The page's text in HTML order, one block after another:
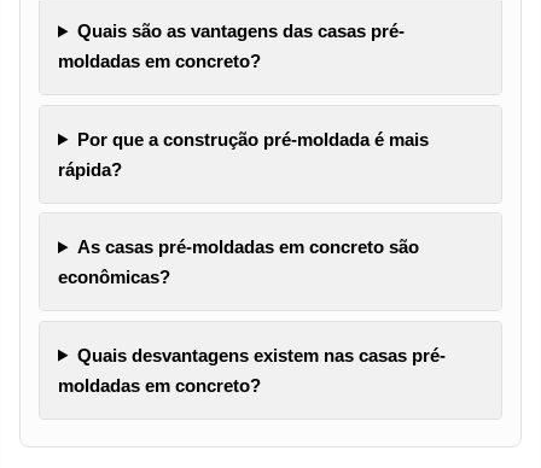
Quais são as vantagens das casas pré-
moldadas em concreto?
Por que a construção pré-moldada é mais
rápida?
As casas pré-moldadas em concreto são
econômicas?
Quais desvantagens existem nas casas pré-
moldadas em concreto?